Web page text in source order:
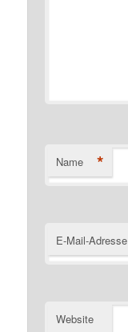
Name *
E-Mail-Adresse
Website